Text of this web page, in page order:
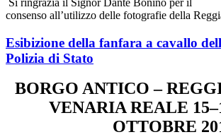
consenso all’utilizzo delle fotografie della
Esibizione della fanfara a cavallo
Polizia di Stato
BORGO ANTICO –
VENARIA REALE
OTTOBRE